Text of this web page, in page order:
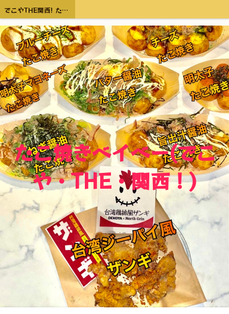
でこやTHE関西! たこ焼きベイベー
たこ焼きベイベー(でこ
や・THE・関西！)